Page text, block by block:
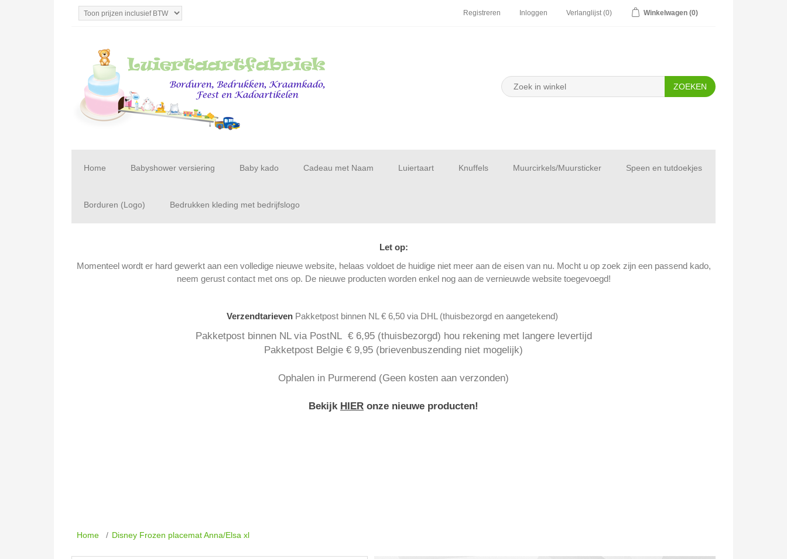
Registreren Inloggen Verlanglijst (0) Winkelwagen (0)
Home Babyshower versiering Baby kado Cadeau met Naam Luiertaart Knuffels Muurcirkels/Muursticker Speen en tutdoekjes
Borduren (Logo) Bedrukken kleding met bedrijfslogo
Let op:
Momenteel wordt er hard gewerkt aan een volledige nieuwe website, helaas voldoet de huidige niet meer aan de eisen van nu. Mocht u op zoek zijn een passend kado,
neem gerust contact met ons op. De nieuwe producten worden enkel nog aan de vernieuwde website toegevoegd!
Verzendtarieven Pakketpost binnen NL € 6,50 via DHL (thuisbezorgd en aangetekend)
Pakketpost binnen NL via PostNL € 6,95 (thuisbezorgd) hou rekening met langere levertijd
Pakketpost Belgie € 9,95 (brievenbuszending niet mogelijk)
Ophalen in Purmerend (Geen kosten aan verzonden)
Bekijk HIER onze nieuwe producten!
Home / Disney Frozen placemat Anna/Elsa xl